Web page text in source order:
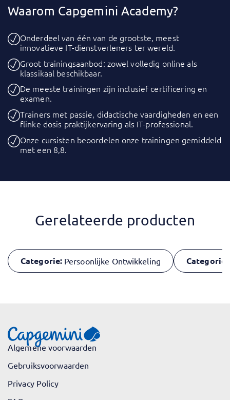
Waarom Capgemini Academy?
Onderdeel van één van de grootste, meest
innovatieve IT-dienstverleners ter wereld.
Groot trainingsaanbod: zowel volledig online als
klassikaal beschikbaar.
De meeste trainingen zijn inclusief certificering en
examen.
Trainers met passie, didactische vaardigheden en een
flinke dosis praktijkervaring als IT-professional.
Onze cursisten beoordelen onze trainingen gemiddeld
met een 8,8.
Gerelateerde producten
Categorie: Persoonlijke Ontwikkeling Categorie:
Algemene voorwaarden
Gebruiksvoorwaarden
Privacy Policy